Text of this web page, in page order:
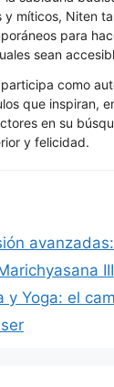
y míticos, Niten
para
sean
como
que inspiran,
en su
y felicidad.
III
y Yoga: el